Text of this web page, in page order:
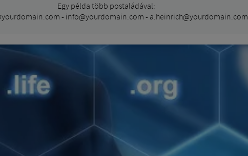
Egy példa több postaládával:
- info@yourdomain.com - a.heinrich@yourdomain.com